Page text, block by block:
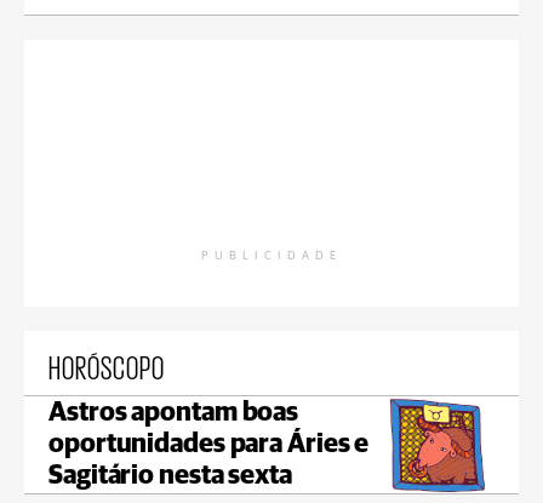
PUBLICIDADE
HORÓSCOPO
Astros apontam boas
oportunidades para Áries e
Sagitário nesta sexta